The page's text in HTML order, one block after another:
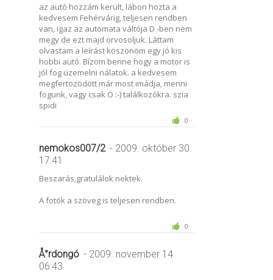
az autó hozzám került, lábon hozta a
kedvesem Fehérvárig, teljesen rendben
van, igaz az automata váltója D -ben nem
megy de ezt majd orvosoljuk. Láttam
olvastam a leírást köszönöm egy jó kis
hobbi autó. Bízom benne hogy a motor is
jól fog üzemelni nálatok. a kedvesem
megfertözödött már most imádja, menni
fogunk, vagy csak Ö :-) találkozókra. szia
spidi
0
nemokos007/2 - 2009. október 30.
17:41
Beszarás,gratulálok nektek.
A fotók a szöveg is teljesen rendben.
0
Å°rdongó - 2009. november 14.
06:43